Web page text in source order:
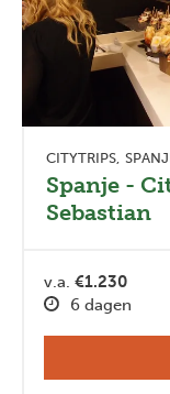
CITYTRIPS
Spanje -
Sebastian
v.a. €1.230
6 dagen